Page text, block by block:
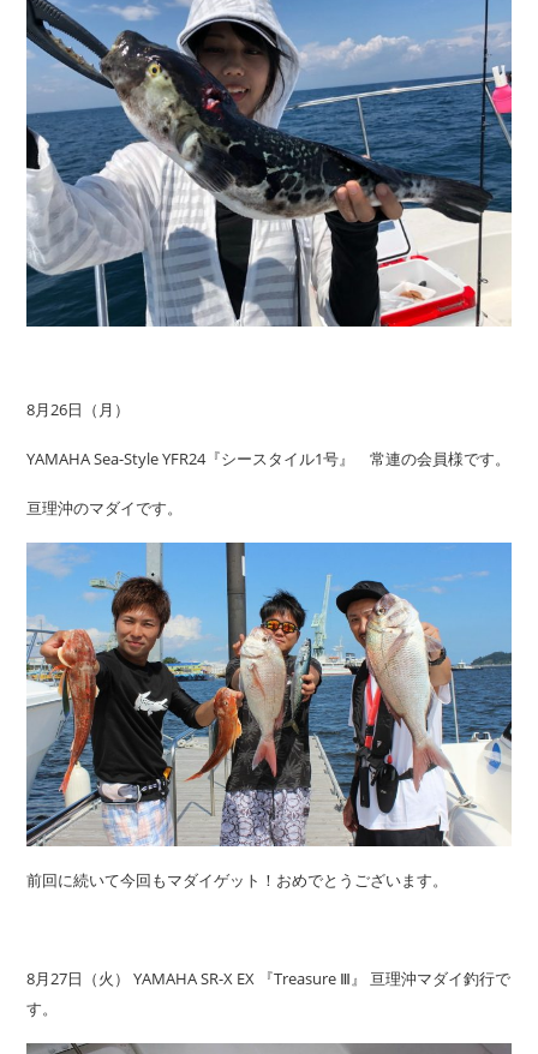
8月26日（月）
YAMAHA Sea-Style YFR24『シースタイル1号』 常連の会員様です。
亘理沖のマダイです。
前回に続いて今回もマダイゲット！おめでとうございます。
8月27日（火） YAMAHA SR-X EX 『Treasure Ⅲ』 亘理沖マダイ釣行で
す。